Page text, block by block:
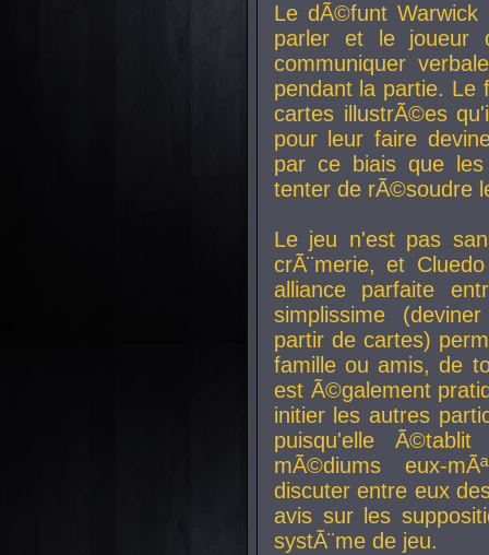
Le dÃ©funt Warwick
parler et le joueur
communiquer
pendant la partie. Le
cartes illustrÃ©es
pour leur faire
par ce biais que
tenter de rÃ©soudre
Le jeu n'est pas
crÃ¨merie, et
alliance parfaite
simplissime
partir de cartes)
famille ou amis, de
est Ã©galement
initier les autres
puisqu'elle
mÃ©diums eux-
discuter entre eux
avis sur les
systÃ¨me de jeu.